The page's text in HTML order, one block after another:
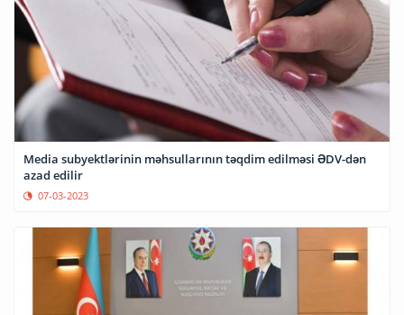
Media subyektlərinin məhsullarının təqdim edilməsi ƏDV-dən
azad edilir
07-03-2023